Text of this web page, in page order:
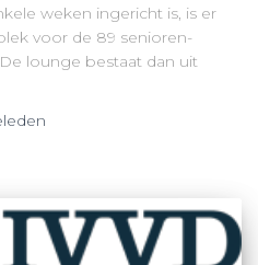
weken ingericht is, is er
voor de 89 senioren-
lounge bestaat dan uit